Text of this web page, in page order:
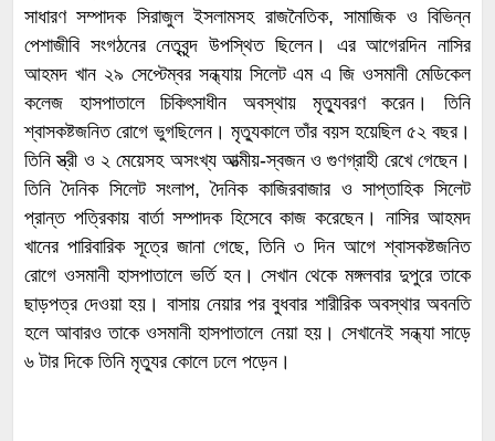
সাধারণ সম্পাদক সিরাজুল ইসলামসহ রাজনৈতিক, সামাজিক ও বিভিন্ন
পেশাজীবি সংগঠনের নেতৃবৃন্দ উপস্থিত ছিলেন। এর আগেরদিন নাসির
আহমদ খান ২৯ সেপ্টেম্বর সন্ধ্যায় সিলেট এম এ জি ওসমানী মেডিকেল
কলেজ হাসপাতালে চিকিৎসাধীন অবস্থায় মৃত্যুবরণ করেন। তিনি
শ্বাসকষ্টজনিত রোগে ভুগছিলেন। মৃত্যুকালে তাঁর বয়স হয়েছিল ৫২ বছর।
তিনি স্ত্রী ও ২ মেয়েসহ অসংখ্য আত্মীয়-স্বজন ও গুণগ্রাহী রেখে গেছেন।
তিনি দৈনিক সিলেট সংলাপ, দৈনিক কাজিরবাজার ও সাপ্তাহিক সিলেট
প্রান্ত পত্রিকায় বার্তা সম্পাদক হিসেবে কাজ করেছেন। নাসির আহমদ
খানের পারিবারিক সূত্রে জানা গেছে, তিনি ৩ দিন আগে শ্বাসকষ্টজনিত
রোগে ওসমানী হাসপাতালে ভর্তি হন। সেখান থেকে মঙ্গলবার দুপুরে তাকে
ছাড়পত্র দেওয়া হয়। বাসায় নেয়ার পর বুধবার শারীরিক অবস্থার অবনতি
হলে আবারও তাকে ওসমানী হাসপাতালে নেয়া হয়। সেখানেই সন্ধ্যা সাড়ে
৬ টার দিকে তিনি মৃত্যুর কোলে ঢলে পড়েন।